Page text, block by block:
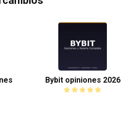
Bybit opiniones 2026